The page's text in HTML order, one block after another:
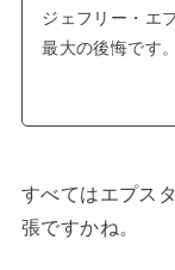
ジェフリー・エ
最大の後悔です。
すべてはエプス
張ですかね。